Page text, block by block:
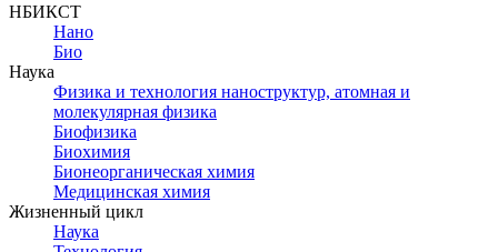
НБИКСТ
Нано
Био
Наука
Физика и технология наноструктур, атомная и
молекулярная физика
Биофизика
Биохимия
Бионеорганическая химия
Медицинская химия
Жизненный цикл
Наука